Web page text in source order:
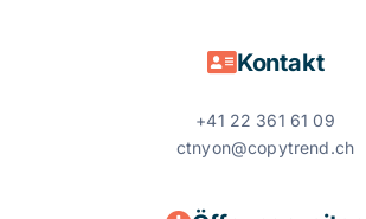
Kontakt
+41 22 361 61 09
ctnyon@copytrend.ch